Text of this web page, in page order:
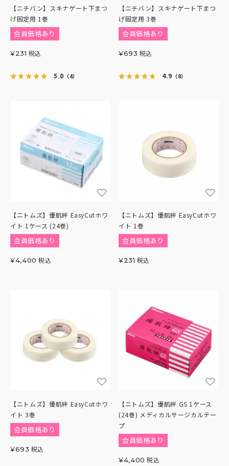
【ニチバン】スキナゲート下まつ
げ固定用 1巻
会員価格あり
¥231 税込
5.0 （4）
【ニチバン】スキナゲート下まつ
げ固定用 3巻
会員価格あり
¥693 税込
4.9 （8）
【ニトムズ】優肌絆 EasyCutホワ
イト 1ケース (24巻)
会員価格あり
¥4,400 税込
【ニトムズ】優肌絆 EasyCutホワ
イト 1巻
会員価格あり
¥231 税込
【ニトムズ】優肌絆 EasyCutホワ
イト 3巻
会員価格あり
¥693 税込
【ニトムズ】優肌絆 GS 1ケース
(24巻) メディカルサージカルテー
プ
会員価格あり
¥4,400 税込